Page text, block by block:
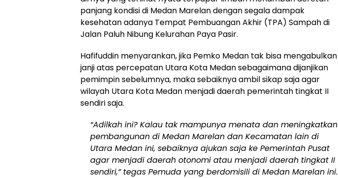
panjang kondisi di Medan Marelan dengan segala dampak
kesehatan adanya Tempat Pembuangan Akhir (TPA) Sampah di
Jalan Paluh Nibung Kelurahan Paya Pasir.
Hafifuddin menyarankan, jika Pemko Medan tak bisa mengabulkan
janji atas percepatan Utara Kota Medan sebagaimana dijanjikan
pemimpin sebelumnya, maka sebaiknya ambil sikap saja agar
wilayah Utara Kota Medan menjadi daerah pemerintah tingkat II
sendiri saja.
“Adilkah ini? Kalau tak mampunya menata dan meningkatkan
pembangunan di Medan Marelan dan Kecamatan lain di
Utara Medan ini, sebaiknya ajukan saja ke Pemerintah Pusat
agar menjadi daerah otonomi atau menjadi daerah tingkat II
sendiri,” tegas Pemuda yang berdomisili di Medan Marelan ini.